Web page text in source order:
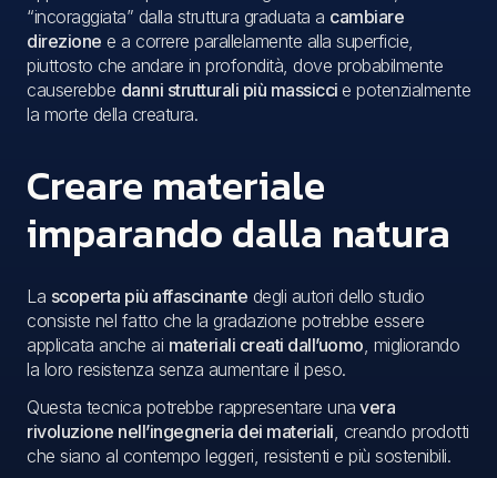
“incoraggiata” dalla struttura graduata a cambiare
direzione e a correre parallelamente alla superficie,
piuttosto che andare in profondità, dove probabilmente
causerebbe danni strutturali più massicci e potenzialmente
la morte della creatura.
Creare materiale
imparando dalla natura
La scoperta più affascinante degli autori dello studio
consiste nel fatto che la gradazione potrebbe essere
applicata anche ai materiali creati dall’uomo, migliorando
la loro resistenza senza aumentare il peso.
Questa tecnica potrebbe rappresentare una vera
rivoluzione nell’ingegneria dei materiali, creando prodotti
che siano al contempo leggeri, resistenti e più sostenibili.